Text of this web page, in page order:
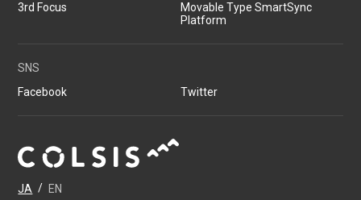
JA / EN
3rd Focus
Movable Type SmartSync
Platform
SNS
Facebook
Twitter